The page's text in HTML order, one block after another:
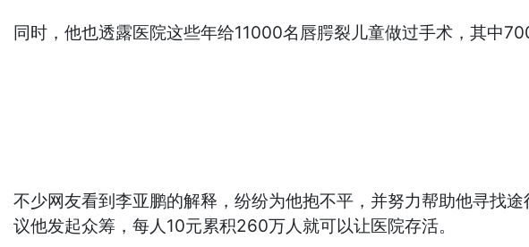
同时，他也透露医院这些年给11000名唇腭裂儿童做过手术，其中
不少网友看到李亚鹏的解释，纷纷为他抱不平，并努力帮助他寻找
议他发起众筹，每人10元累积260万人就可以让医院存活。